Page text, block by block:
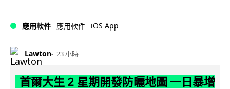
應用軟件 應用軟件 iOS App
Lawton 23 小時
首爾大生 2 星期開發防曬地圖 一日暴增